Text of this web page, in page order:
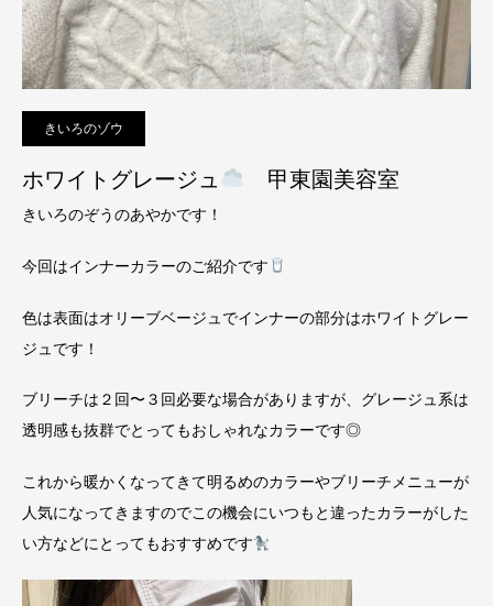
きいろのゾウ
ホワイトグレージュ 甲東園美容室
きいろのぞうのあやかです！
今回はインナーカラーのご紹介です
色は表面はオリーブベージュでインナーの部分はホワイトグレー
ジュです！
ブリーチは２回〜３回必要な場合がありますが、グレージュ系は
透明感も抜群でとってもおしゃれなカラーです◎
これから暖かくなってきて明るめのカラーやブリーチメニューが
人気になってきますのでこの機会にいつもと違ったカラーがした
い方などにとってもおすすめです